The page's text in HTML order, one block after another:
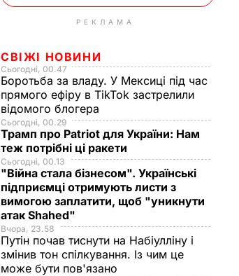
РЕКЛАМА
СВІЖІ НОВИНИ
Сьогодні, 00.47
Боротьба за владу. У Мексиці під час
прямого ефіру в TikTok застрелили
відомого блогера
Сьогодні, 00.29
Трамп про Patriot для України: Нам
теж потрібні ці ракети
Сьогодні, 00.13
"Війна стала бізнесом". Українські
підприємці отримують листи з
вимогою заплатити, щоб "уникнути
атак Shahed"
Вчора, 23.58
Путін почав тиснути на Набіулліну і
змінив тон спілкування. Із чим це
може бути пов'язано